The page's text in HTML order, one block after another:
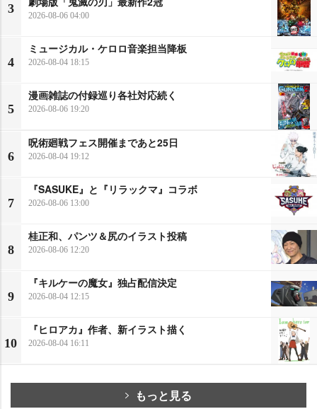
3 2026-08-06 04:00
4
ミュージカル・ケロロ音楽担当降板
2026-08-04 18:15
5
漫画雑誌の付録巡り各社対応続く
2026-08-06 19:20
6
呪術廻戦フェス開催まであと25日
2026-08-04 19:12
7
『SASUKE』と『リラックマ』コラボ
2026-08-06 13:00
8
桂正和、パンツ＆尻のイラスト投稿
2026-08-06 12:20
9
『キルケーの魔女』独占配信決定
2026-08-04 12:15
10
『ヒロアカ』作者、新イラスト描く
2026-08-04 16:11
もっと見る